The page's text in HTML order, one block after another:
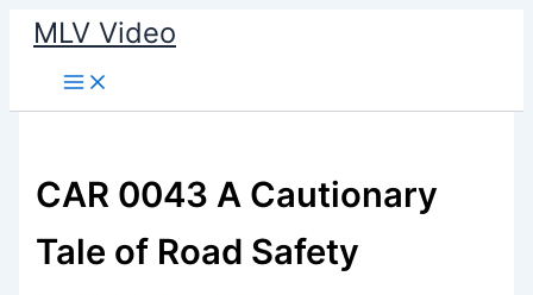
İçeriğe
atla
MLV Video
CAR 0043 A Cautionary
Tale of Road Safety